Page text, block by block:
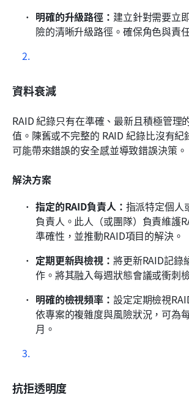
明確的升級路徑： 建立針對需要立
險的清晰升級路徑。確保角色與責
資料衰減
RAID 紀錄只有在準確、最新且積極管理
值。陳舊或不完整的 RAID 紀錄比沒有紀
可能帶來錯誤的安全感並導致錯誤決策。
解決方案
指定的RAID負責人： 指派特定個人
負責人。此人（或團隊）負責維護
準確性，並推動RAID項目的解決。
定期更新與檢視： 將更新RAID記錄
作。將其融入每週狀態會議或衝刺
明確的檢視頻率： 設定定期檢視
依專案的複雜度與風險狀況，可為
月。
抗拒透明度